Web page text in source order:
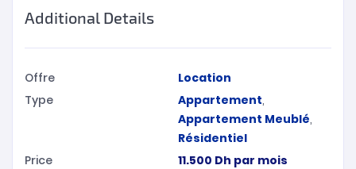
Additional Details
Offre
Location
Type
Appartement,
Appartement Meublé,
Résidentiel
Price
11.500 Dh par mois